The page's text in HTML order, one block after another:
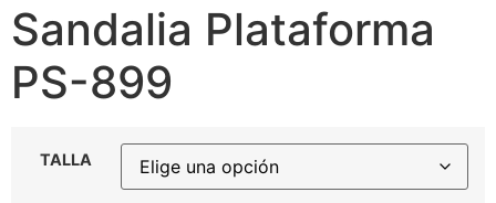
Sandalia Plataforma
PS-899
TALLA